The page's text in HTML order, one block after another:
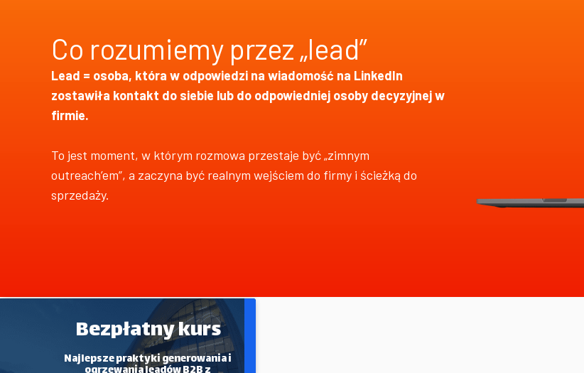
Co rozumiemy przez „lead”
Lead = osoba, która w odpowiedzi na wiadomość na LinkedIn
zostawiła kontakt do siebie lub do odpowiedniej osoby decyzyjnej w
firmie.
To jest moment, w którym rozmowa przestaje być „zimnym
outreach’em”, a zaczyna być realnym wejściem do firmy i ścieżką do
sprzedaży.
Bezpłatny kurs
Najlepsze praktyki generowania i